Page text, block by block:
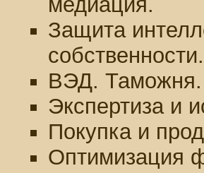
Защита
собственности.
ВЭД. Таможня.
Экспертиза и
Покупка и
Оптимизация